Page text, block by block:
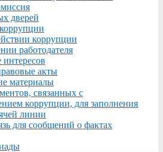
дверей
коррупции
работодателя
акты
материалы
связанных с
коррупции, для заполнения
линии
для сообщений о фактах